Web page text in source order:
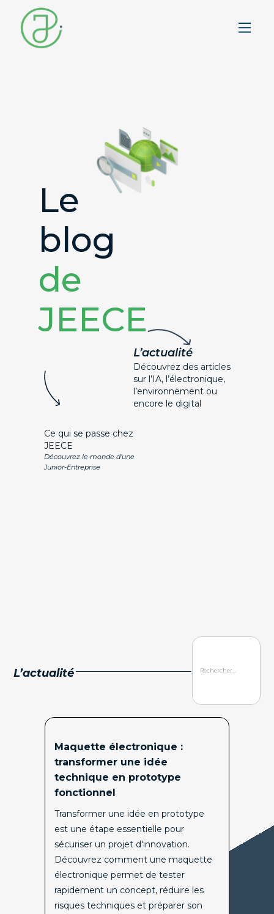
Le
blog
de
JEECE
L’actualité
Découvrez des articles
sur l’IA, l’électronique,
l’environnement ou
encore le digital
Ce qui se passe chez
JEECE
Découvrez le monde d’une
Junior-Entreprise
L’actualité
Maquette électronique :
transformer une idée
technique en prototype
fonctionnel
Transformer une idée en prototype
est une étape essentielle pour
sécuriser un projet d'innovation.
Découvrez comment une maquette
électronique permet de tester
rapidement un concept, réduire les
risques techniques et préparer son